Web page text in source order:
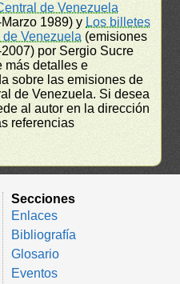
de Venezuela
1989) y Los billetes
Venezuela (emisiones
por Sergio Sucre
más detalles e
sobre las emisiones de
de Venezuela. Si desea
al autor en la dirección
referencias
Secciones
Enlaces
Bibliografía
Glosario
Eventos